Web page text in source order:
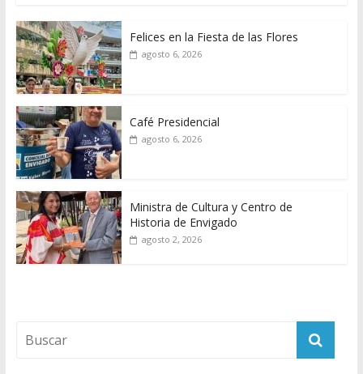
Felices en la Fiesta de las Flores
agosto 6, 2026
Café Presidencial
agosto 6, 2026
Ministra de Cultura y Centro de
Historia de Envigado
agosto 2, 2026